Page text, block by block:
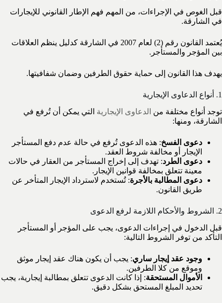
قبل الغوص في الإجراءات، من المهم فهم الإطار القانوني للإيجارات
في الشارقة.
يُعتمد القانون رقم (2) لعام 2007 في الشارقة كدليل ينظم العلاقات
بين المؤجر والمستأجر.
يهدف هذا القانون إلى حماية حقوق الطرفين وضمان شفافيتها.
1. أنواع الدعاوى الإيجارية
توجد أنواع مختلفة من الدعاوى الإيجارية التي يمكن أن تُرفع في
الشارقة، ومنها:
دعوى الفسخ: هذه الدعوى تُرفع في حالة عدم دفع المستأجر
الإيجار أو مخالفة شروط العقد.
دعوى الطرد: تهدف إلى إخراج المستأجر من العقار في حالات
معينة تتعلق بمخالفة قوانين الإيجار.
دعوى المطالبة بالأجرة: تُستخدم لاسترداد الإيجار المتأخر عن
طريق القانون.
2. الشروط والأحكام اللازمة لرفع الدعوى
قبل الدخول في إجراءات الدعوى، يجب على المؤجر أو المستأجر
التأكد من توفر الشروط التالية:
وجود عقد إيجار ساري: يجب أن يكون هناك عقد إيجار موثق
وموقع من كلا الطرفين.
الأموال المستحقة: إذا كانت الدعوى تتعلق بمطالبة إيجارية، يجب
تحديد المبلغ المستحق بشكل دقيق.